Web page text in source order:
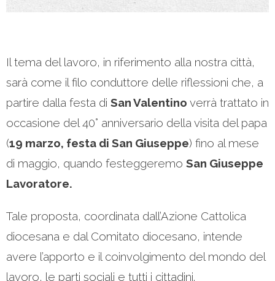
Il tema del lavoro, in riferimento alla nostra città,
sarà come il filo conduttore delle riflessioni che, a
partire dalla festa di San Valentino verrà trattato in
occasione del 40° anniversario della visita del papa
(19 marzo, festa di San Giuseppe) fino al mese
di maggio, quando festeggeremo San Giuseppe
Lavoratore.
Tale proposta, coordinata dall’Azione Cattolica
diocesana e dal Comitato diocesano, intende
avere l’apporto e il coinvolgimento del mondo del
lavoro, le parti sociali e tutti i cittadini.